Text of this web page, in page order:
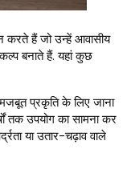
करते हैं जो उन्हें आवासीय
बनाते हैं. यहां कुछ
प्रकृति के लिए जाना
तक उपयोग का सामना कर
या उतार-चढ़ाव वाले